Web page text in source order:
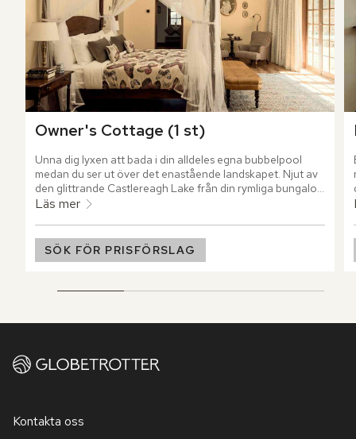
Owner's Cottage (1 st)
Unna dig lyxen att bada i din alldeles egna bubbelpool
medan du ser ut över det enastående landskapet. Njut av
den glittrande Castlereagh Lake från din rymliga bungalow
medan du spenderar tid tillsammans med familj eller
Läs mer
SÖK FÖR PRISFÖRSLAG
Kontakta oss